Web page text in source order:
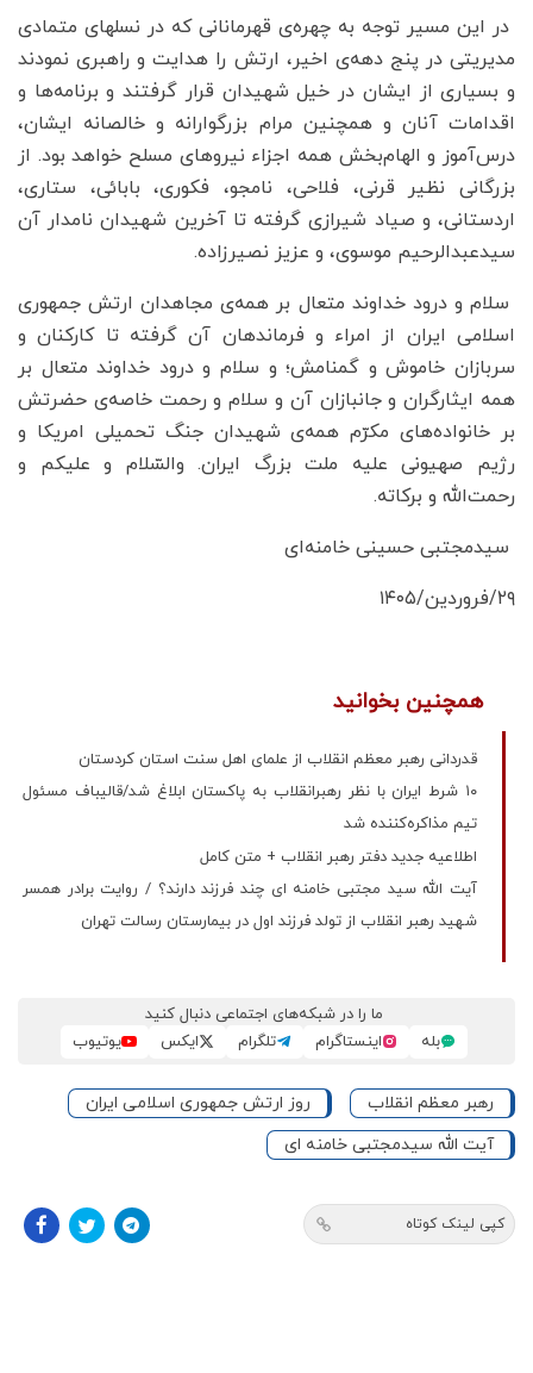
در این مسیر توجه به چهره‌‌ی قهرمانانی که در نسلهای متمادی
مدیریتی در پنج دهه‌ی اخیر، ارتش را هدایت و راهبری نمودند
و بسیاری از ایشان در خیل شهیدان قرار گرفتند و برنامه‌ها و
اقدامات آنان و همچنین مرام بزرگوارانه و خالصانه ایشان،
درس‌آموز و الهام‌بخش همه‌ اجزاء نیروهای مسلح خواهد بود. از
بزرگانی نظیر قرنی، فلاحی، نامجو، فکوری، بابائی، ستاری،
اردستانی، و صیاد شیرازی گرفته تا آخرین شهیدان نامدار آن
سیدعبدالرحیم موسوی، و عزیز نصیرزاده.
سلام و درود خداوند متعال بر همه‌ی مجاهدان ارتش جمهوری
اسلامی ایران از امراء و فرماندهان آن گرفته تا کارکنان و
سربازان خاموش و گمنامش؛ و سلام و درود خداوند متعال بر
همه ایثارگران و جانبازان آن و سلام و رحمت خاصه‌ی حضرتش
بر خانواده‌های مکرّم همه‌ی شهیدان جنگ تحمیلی امریکا و
رژیم صهیونی علیه ملت بزرگ ایران. والسّلام و علیکم و
رحمت‌الله و برکاته.
سیدمجتبی حسینی خامنه‌ای
۲۹/فروردین/۱۴۰۵
همچنین بخوانید
قدردانی رهبر معظم انقلاب از علمای اهل سنت استان کردستان
۱۰ شرط ایران با نظر رهبرانقلاب به پاکستان ابلاغ شد/قالیباف مسئول
تیم مذاکره‌کننده شد
اطلاعیه جدید دفتر رهبر انقلاب + متن کامل
آیت الله سید مجتبی خامنه ای چند فرزند دارند؟ / روایت برادر همسر
شهید رهبر انقلاب از تولد فرزند اول در بیمارستان رسالت تهران
ما را در شبکه‌های اجتماعی دنبال کنید
بله
اینستاگرام تلگرام ایکس یوتیوب
رهبر معظم انقلاب
روز ارتش جمهوری اسلامی ایران
آیت الله سیدمجتبی خامنه ای
کپی لینک کوتاه